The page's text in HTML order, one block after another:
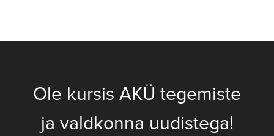
Ole kursis AKÜ tegemiste
ja valdkonna uudistega!